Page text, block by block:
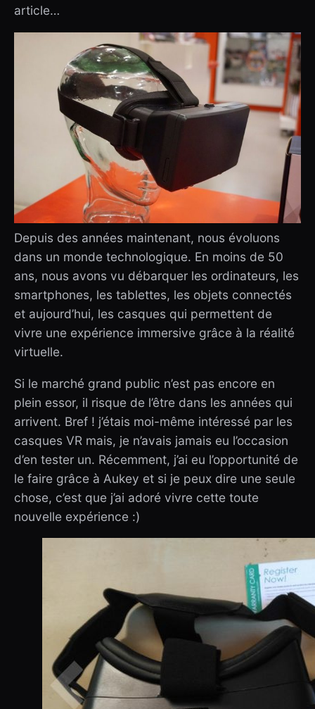
article…
Depuis des années maintenant, nous évoluons
dans un monde technologique. En moins de 50
ans, nous avons vu débarquer les ordinateurs, les
smartphones, les tablettes, les objets connectés
et aujourd’hui, les casques qui permettent de
vivre une expérience immersive grâce à la réalité
virtuelle.
Si le marché grand public n’est pas encore en
plein essor, il risque de l’être dans les années qui
arrivent. Bref ! j’étais moi-même intéressé par les
casques VR mais, je n’avais jamais eu l’occasion
d’en tester un. Récemment, j’ai eu l’opportunité de
le faire grâce à Aukey et si je peux dire une seule
chose, c’est que j’ai adoré vivre cette toute
nouvelle expérience :)